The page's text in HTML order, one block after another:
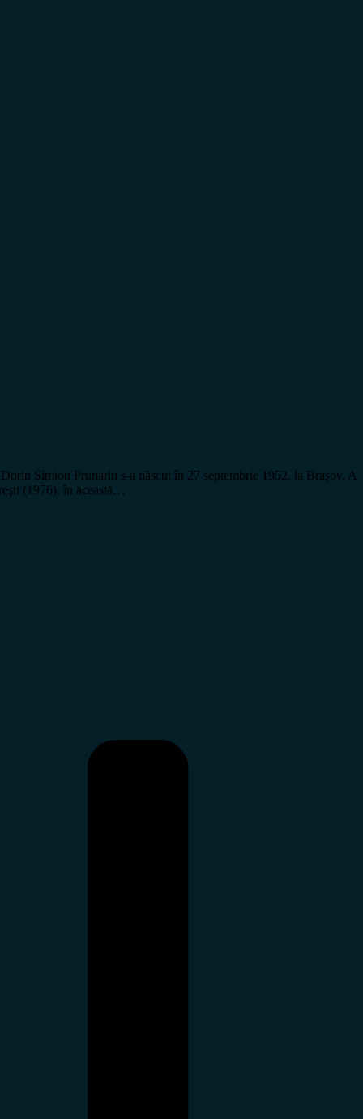
Simion Prunariu s-a născut în 27 septembrie 1952, la Braşov. A
(1976), în această…